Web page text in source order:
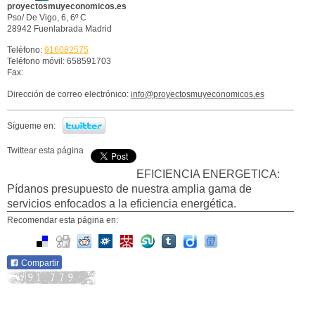
proyectosmuyeconomicos.es
Pso/ De Vigo, 6, 6º C
28942 Fuenlabrada Madrid
Teléfono: 916082575
Teléfono móvil: 658591703
Fax:
Dirección de correo electrónico: info@proyectosmuyeconomicos.es
Sígueme en:
Twittear esta página
EFICIENCIA ENERGETICA:
Pídanos presupuesto de nuestra amplia gama de
servicios enfocados a la eficiencia energética.
Recomendar esta página en:
Compartir